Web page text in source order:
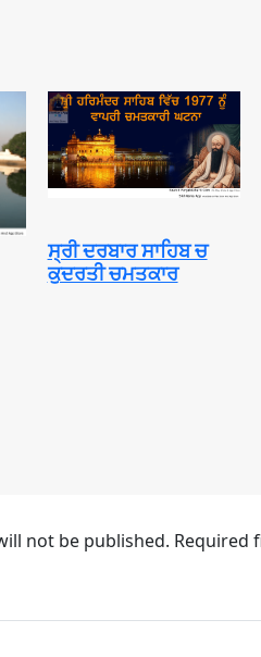
ਸ੍ਰੀ ਦਰਬਾਰ ਸਾਹਿਬ ਚ
ਕੁਦਰਤੀ ਚਮਤਕਾਰ
not be published. Required